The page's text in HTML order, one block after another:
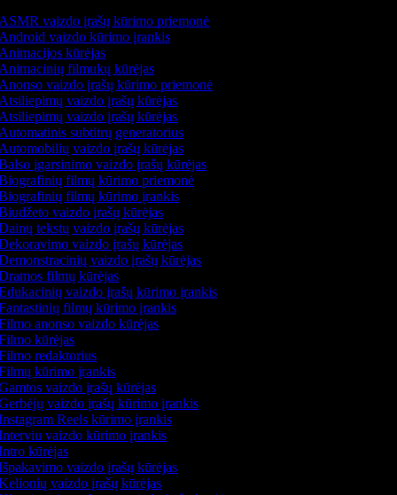
vaizdo įrašų kūrimo priemonė
vaizdo kūrimo įrankis
kūrėjas
filmukų kūrėjas
vaizdo įrašų kūrimo priemonė
vaizdo įrašų kūrėjas
vaizdo įrašų kūrėjas
subtitrų generatorius
vaizdo įrašų kūrėjas
įgarsinimo vaizdo įrašų kūrėjas
filmų kūrimo priemonė
filmų kūrimo įrankis
vaizdo įrašų kūrėjas
tekstų vaizdo įrašų kūrėjas
vaizdo įrašų kūrėjas
vaizdo įrašų kūrėjas
filmų kūrėjas
vaizdo įrašų kūrimo įrankis
filmų kūrimo įrankis
anonso vaizdo kūrėjas
kūrėjas
redaktorius
kūrimo įrankis
vaizdo įrašų kūrėjas
vaizdo įrašų kūrimo įrankis
Reels kūrimo įrankis
vaizdo kūrimo įrankis
kūrėjas
vaizdo įrašų kūrėjas
vaizdo įrašų kūrėjas